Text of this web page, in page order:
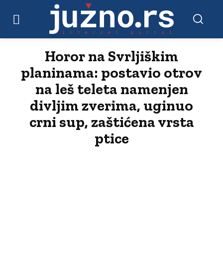
Horor na Svrljiškim
planinama: postavio otrov
na leš teleta namenjen
divljim zverima, uginuo
crni sup, zaštićena vrsta
ptice